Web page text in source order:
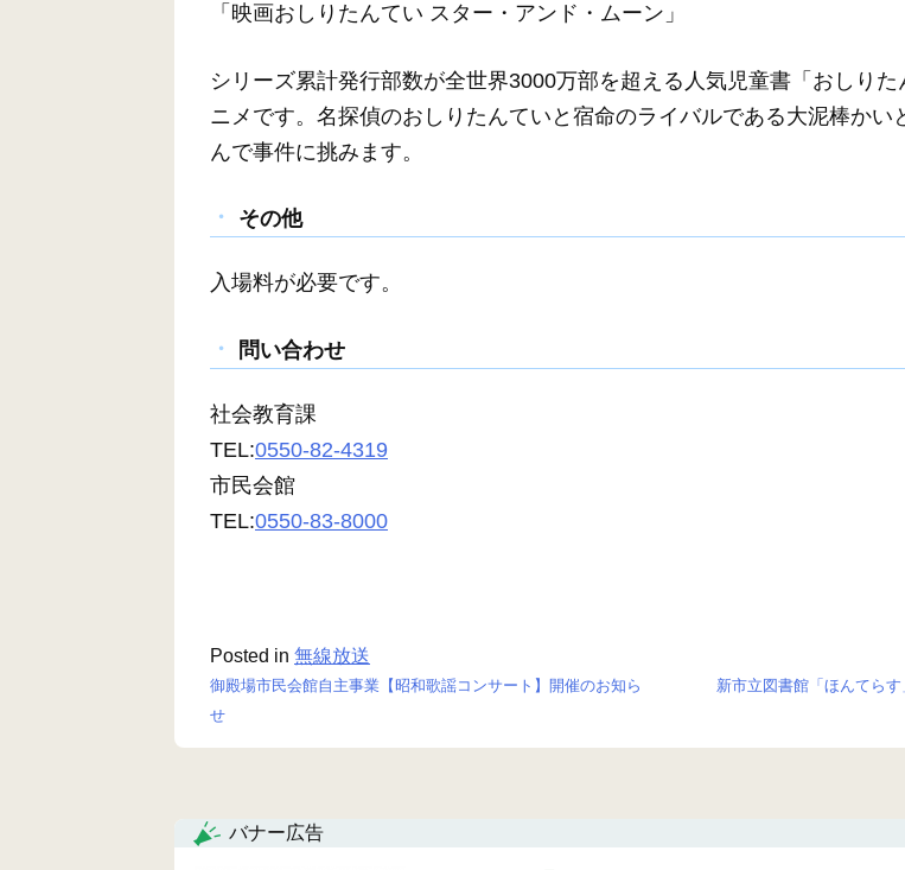
「映画おしりたんてい スター・アンド・ムーン」
シリーズ累計発行部数が全世界3000万部を超える人気児童書「おしり
ニメです。名探偵のおしりたんていと宿命のライバルである大泥棒かい
んで事件に挑みます。
その他
入場料が必要です。
問い合わせ
社会教育課
TEL:0550-82-4319
市民会館
TEL:0550-83-8000
Posted in 無線放送
投
稿
ビ
御殿場市民会館自主事業【昭和歌謡コンサート】開催のお知ら
せ
新市立図書館「ほんてら
バナー広告